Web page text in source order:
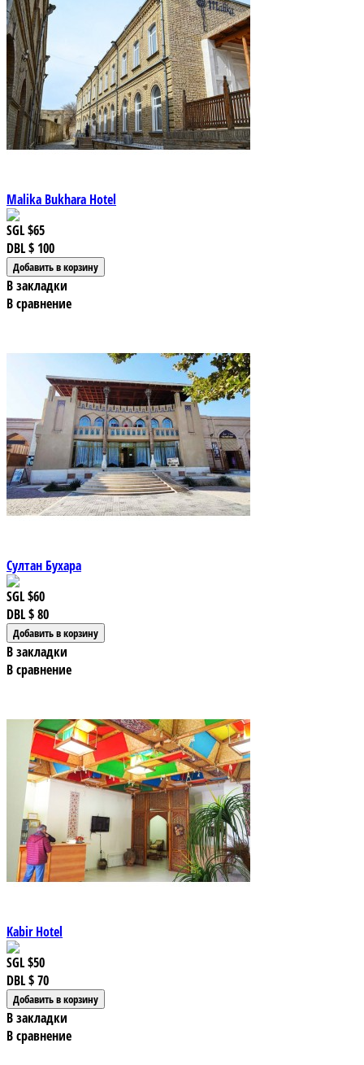
Malika Bukhara Hotel
SGL$65
DBL$ 100
В закладки
В сравнение
Султан Бухара
SGL$60
DBL$ 80
В закладки
В сравнение
Kabir Hotel
SGL$50
DBL$ 70
В закладки
В сравнение